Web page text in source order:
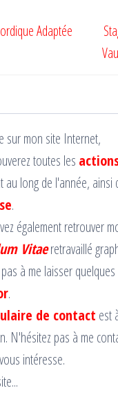
Adaptée
sur mon site Internet,
toutes les
au long de l'année, ainsi
.
également retrouver
Vitaeretravaillé
à me laisser
.
de contact est
N'hésitez pas à me
intéresse.